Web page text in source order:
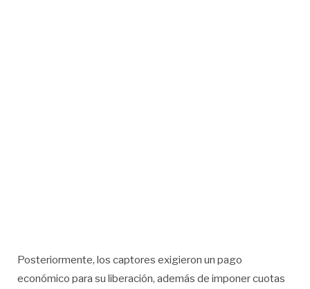
Posteriormente, los captores exigieron un pago
económico para su liberación, además de imponer cuotas